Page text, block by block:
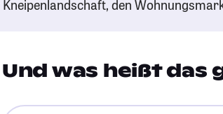
den
Und was heißt das